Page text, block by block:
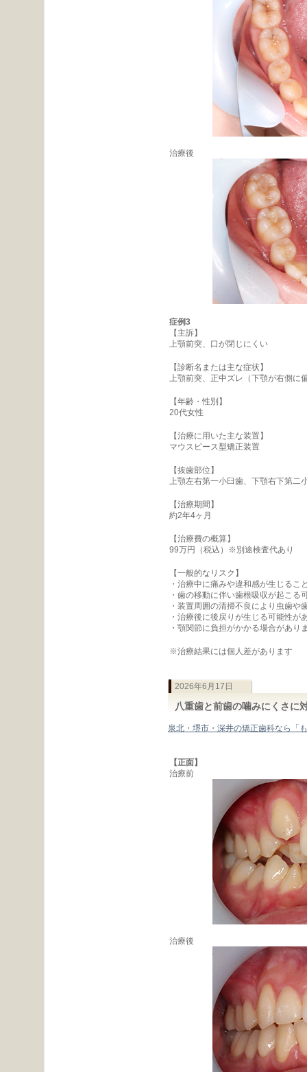
治療後
症例3
【主訴】
上顎前突、口が閉じにくい
【診断名または主な症状】
上顎前突、正中ズレ（下顎が右側に
【年齢・性別】
20代女性
【治療に用いた主な装置】
マウスピース型矯正装置
【抜歯部位】
上顎左右第一小臼歯、下顎右下第二
【治療期間】
約2年4ヶ月
【治療費の概算】
99万円（税込）※別途検査代あり
【一般的なリスク】
・治療中に痛みや違和感が生じるこ
・歯の移動に伴い歯根吸収が起こる
・装置周囲の清掃不良により虫歯
・治療後に後戻りが生じる可能性が
・顎関節に負担がかかる場合があり
※治療結果には個人差があります
2026年6月17日
八重歯と前歯の噛みにくさに
泉北・堺市・深井の矯正歯科なら「
【正面】
治療前
治療後